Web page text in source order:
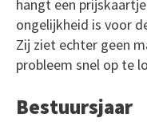
hangt een
ongelijkheid is voor
Zij ziet echter geen
probleem snel op te
Bestuursjaar